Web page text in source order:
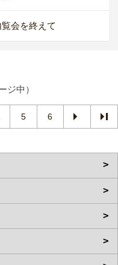
会を終えて
ジ中）
5 6